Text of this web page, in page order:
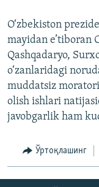
O‘zbekiston
mayidan e’tiboran
Qashqadaryo,
o‘zanlaridagi
muddatsiz
olish ishlari
javobgarlik ham
Ўртоқлашинг